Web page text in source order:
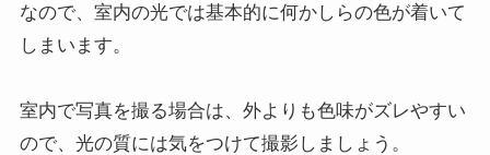
なので、室内の光では基本的に何かしらの色が着いて
しまいます。
室内で写真を撮る場合は、外よりも色味がズレやすい
ので、光の質には気をつけて撮影しましょう。